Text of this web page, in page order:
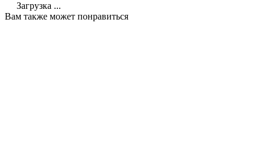
Загрузка ...
Вам также может понравиться